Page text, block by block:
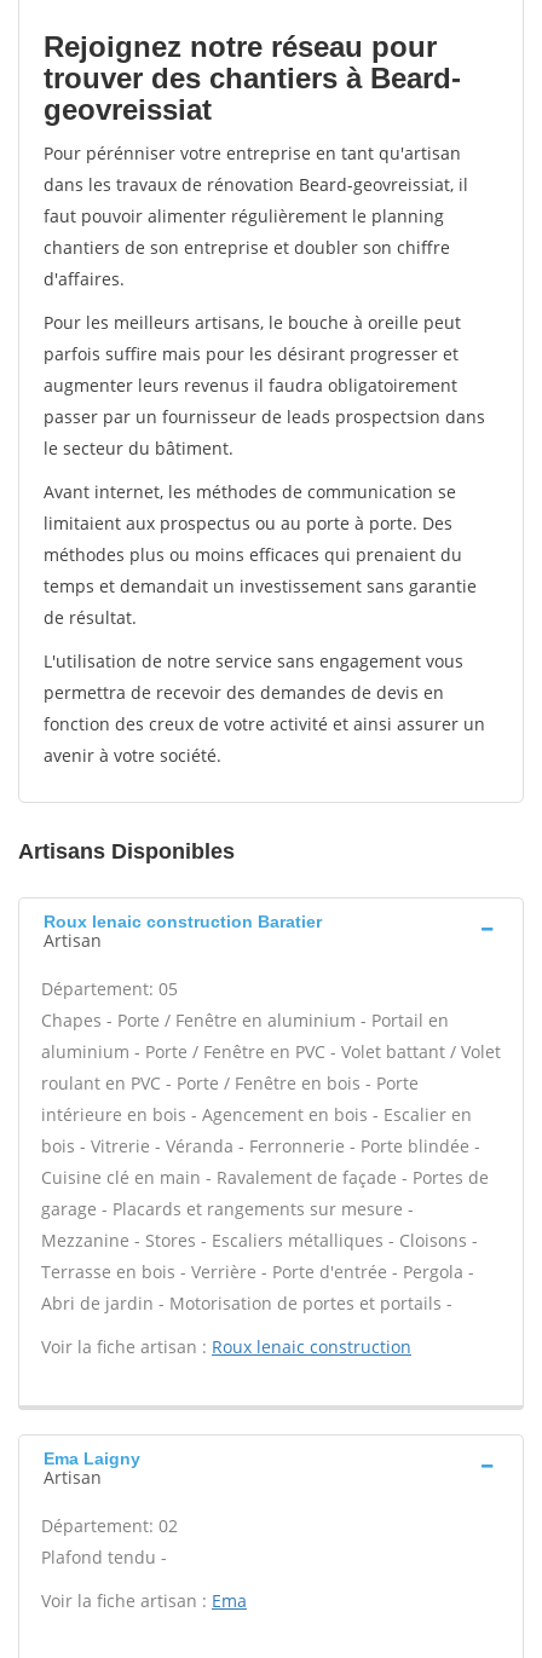
Rejoignez notre réseau pour
trouver des chantiers à Beard-
geovreissiat
Pour pérénniser votre entreprise en tant qu'artisan
dans les travaux de rénovation Beard-geovreissiat, il
faut pouvoir alimenter régulièrement le planning
chantiers de son entreprise et doubler son chiffre
d'affaires.
Pour les meilleurs artisans, le bouche à oreille peut
parfois suffire mais pour les désirant progresser et
augmenter leurs revenus il faudra obligatoirement
passer par un fournisseur de leads prospectsion dans
le secteur du bâtiment.
Avant internet, les méthodes de communication se
limitaient aux prospectus ou au porte à porte. Des
méthodes plus ou moins efficaces qui prenaient du
temps et demandait un investissement sans garantie
de résultat.
L'utilisation de notre service sans engagement vous
permettra de recevoir des demandes de devis en
fonction des creux de votre activité et ainsi assurer un
avenir à votre société.
Artisans Disponibles
Roux lenaic construction Baratier
Artisan
Département: 05
Chapes - Porte / Fenêtre en aluminium - Portail en
aluminium - Porte / Fenêtre en PVC - Volet battant / Volet
roulant en PVC - Porte / Fenêtre en bois - Porte
intérieure en bois - Agencement en bois - Escalier en
bois - Vitrerie - Véranda - Ferronnerie - Porte blindée -
Cuisine clé en main - Ravalement de façade - Portes de
garage - Placards et rangements sur mesure -
Mezzanine - Stores - Escaliers métalliques - Cloisons -
Terrasse en bois - Verrière - Porte d'entrée - Pergola -
Abri de jardin - Motorisation de portes et portails -
Voir la fiche artisan : Roux lenaic construction
Ema Laigny
Artisan
Département: 02
Plafond tendu -
Voir la fiche artisan : Ema